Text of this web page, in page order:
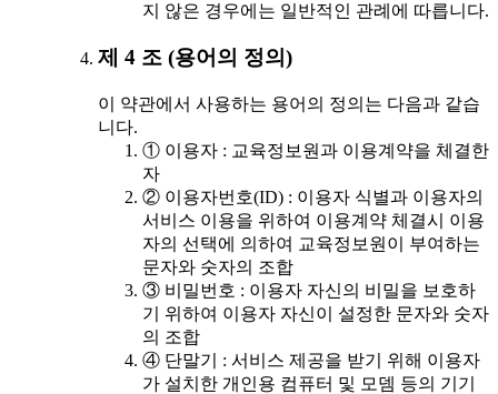
지 않은 경우에는 일반적인 관례에 따릅니다.
제 4 조 (용어의 정의)
이 약관에서 사용하는 용어의 정의는 다음과 같습
니다.
① 이용자 : 교육정보원과 이용계약을 체결한
자
② 이용자번호(ID) : 이용자 식별과 이용자의
서비스 이용을 위하여 이용계약 체결시 이용
자의 선택에 의하여 교육정보원이 부여하는
문자와 숫자의 조합
③ 비밀번호 : 이용자 자신의 비밀을 보호하
기 위하여 이용자 자신이 설정한 문자와 숫자
의 조합
④ 단말기 : 서비스 제공을 받기 위해 이용자
가 설치한 개인용 컴퓨터 및 모뎀 등의 기기